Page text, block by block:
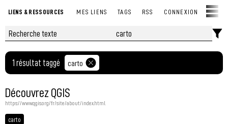
LIENS & RESSOURCES MES LIENS TAGS RSS CONNEXION
1 résultat taggé carto
Découvrez QGIS
https://www.qgis.org/fr/site/about/index.html
carto